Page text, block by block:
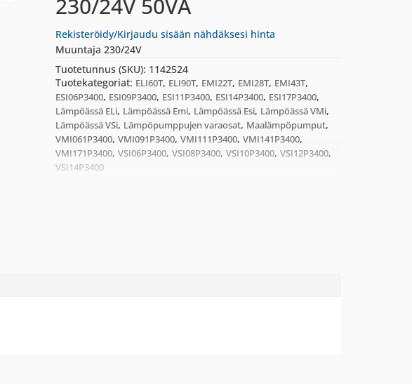
230/24V 50VA
Rekisteröidy/Kirjaudu sisään nähdäksesi hinta
Muuntaja 230/24V
Tuotetunnus (SKU): 1142524
Tuotekategoriat: ELI60T, ELI90T, EMI22T, EMI28T, EMI43T,
ESI06P3400, ESI09P3400, ESI11P3400, ESI14P3400, ESI17P3400,
Lämpöässä ELi, Lämpöässä Emi, Lämpöässä Esi, Lämpöässä VMi,
Lämpöässä VSi, Lämpöpumppujen varaosat, Maalämpöpumput,
VMI061P3400,VMI091P3400,VMI111P3400,VMI141P3400,
VMI171P3400,VSI06P3400,VSI08P3400,VSI10P3400,VSI12P3400,
VSI14P3400